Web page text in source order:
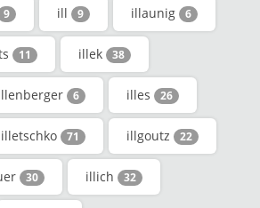
9 ill 9 illaunig 6
11 illek 38
6 illes 26
illetschko 71 illgoutz 22
30 illich 32